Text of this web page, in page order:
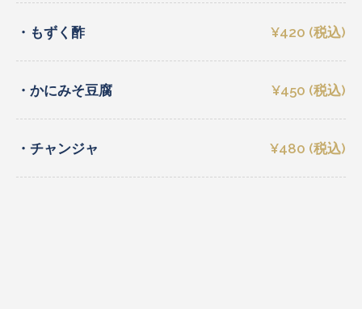
・もずく酢 ¥420 (税込)
・かにみそ豆腐 ¥450 (税込)
・チャンジャ ¥480 (税込)